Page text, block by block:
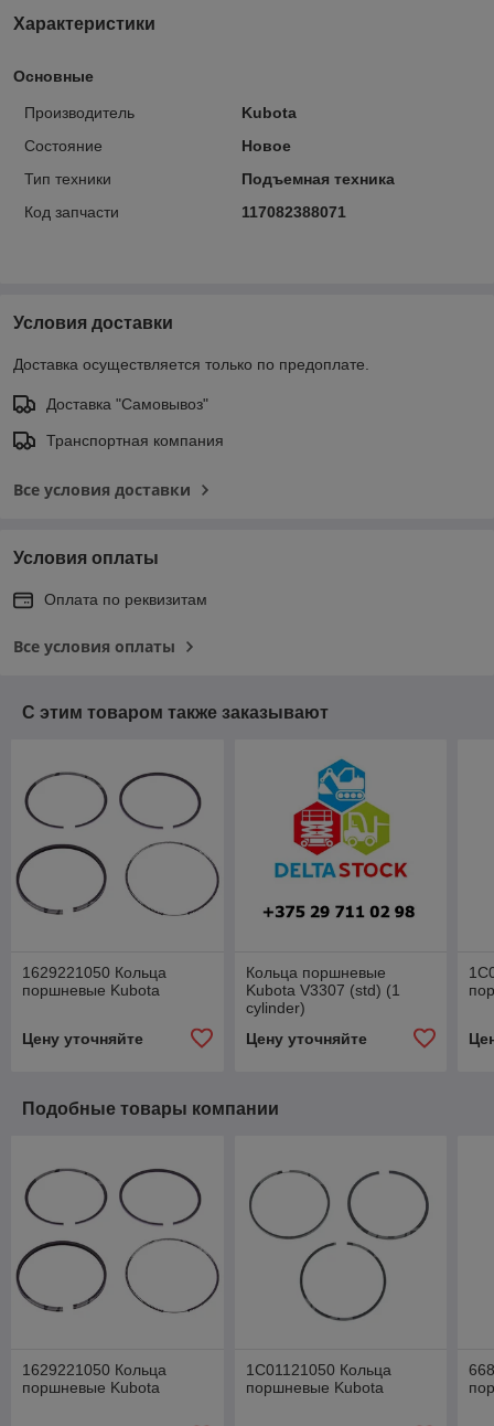
Характеристики
Основные
Производитель
Kubota
Состояние
Новое
Тип техники
Подъемная техника
Код запчасти
117082388071
Условия доставки
Доставка осуществляется только по предоплате.
Доставка "Самовывоз"
Транспортная компания
Все условия доставки
Условия оплаты
Оплата по реквизитам
Все условия оплаты
С этим товаром также заказывают
1629221050 Кольца
поршневые Kubota
Цену уточняйте
Кольца поршневые
Kubota V3307 (std) (1
cylinder)
Цену уточняйте
Подобные товары компании
1629221050 Кольца
поршневые Kubota
1C01121050 Кольца
поршневые Kubota